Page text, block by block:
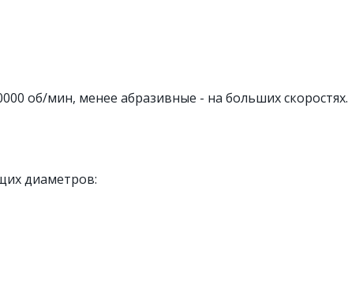
об/мин, менее абразивные - на больших скоростях.
диаметров: